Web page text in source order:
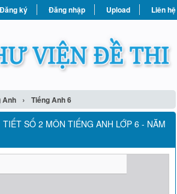
Đăng ký Đăng nhập Upload Liên hệ
Anh › Tiếng Anh 6
SỐ 2 MÔN TIẾNG ANH LỚP 6 - NĂM